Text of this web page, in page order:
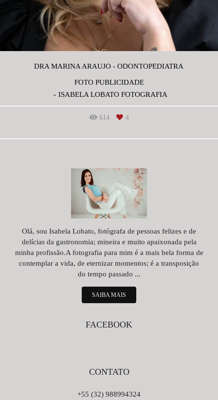
DRA MARINA ARAUJO - ODONTOPEDIATRA
FOTO PUBLICIDADE
ISABELA LOBATO FOTOGRAFIA
614 4
Olá, sou Isabela Lobato, fotógrafa de pessoas felizes e de
delícias da gastronomia; mineira e muito apaixonada pela
minha profissão.A fotografia para mim é a mais bela forma de
contemplar a vida, de eternizar momentos; é a transposição
do tempo passado ...
SAIBA MAIS
FACEBOOK
CONTATO
+55 (32) 988994324